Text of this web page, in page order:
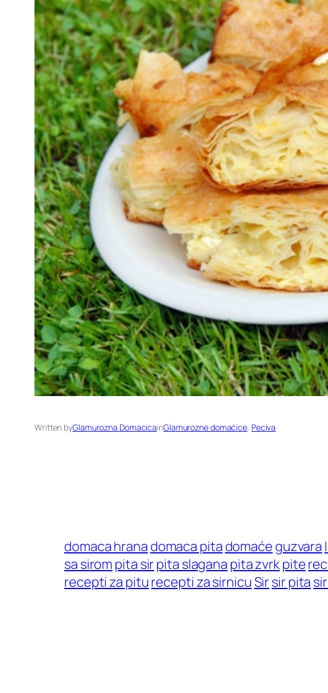
Written byGlamurozna DomacicainGlamurozne domaćice, Peciva
domaca hrana domaca pita domaće guzvara
sa sirom pita sirpita slagana pita zvrkpite
recepti za piturecepti za sirnicuSirsir pita